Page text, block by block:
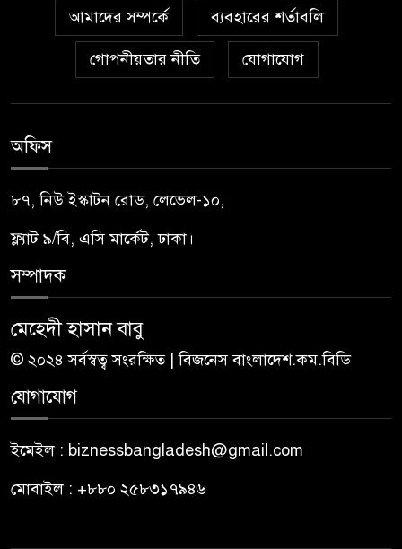
আমাদের সম্পর্কে ব্যবহারের শর্তাবলি
গোপনীয়তার নীতি যোগাযোগ
অফিস
৮৭, নিউ ইস্কাটন রোড, লেভেল-১০,
ফ্ল্যাট ৯/বি, এসি মার্কেট, ঢাকা।
সম্পাদক
মেহেদী হাসান বাবু
© ২০২৪ সর্বস্বত্ব সংরক্ষিত | বিজনেস বাংলাদেশ.কম.বিডি
যোগাযোগ
ইমেইল : biznessbangladesh@gmail.com
মোবাইল : +৮৮০ ২৫৮৩১৭৯৪৬